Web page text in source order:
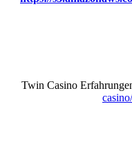
Twin Casino